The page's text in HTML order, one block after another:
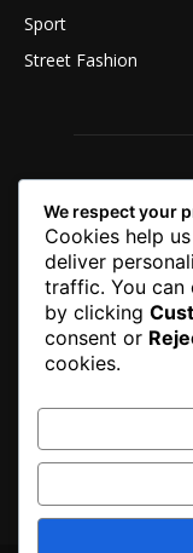
Sport
Street Fashion
We respect your
Cookies help
deliver
traffic. You can
by clicking
consent or
cookies.